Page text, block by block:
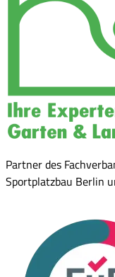
Partner des
Sportplatzbau Berlin